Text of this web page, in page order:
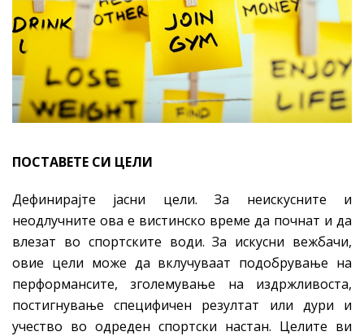
ПОСТАВЕТЕ СИ ЦЕЛИ
Дефинирајте јасни цели. За неискусните и
неодлучните ова е вистинско време да почнат и да
влезат во спортските води. За искусни вежбачи,
овие цели може да вклучуваат подобрување на
перформансите, зголемување на издржливоста,
постигнување специфичен резултат или дури и
учество во одреден спортски настан. Целите ви